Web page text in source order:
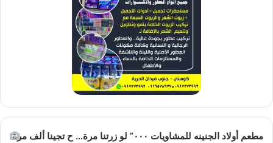
مطعم أولاد الجنينه للمشاويات ٠٠٠” لو زرتنا مرة… ح تجينا ألف مرة